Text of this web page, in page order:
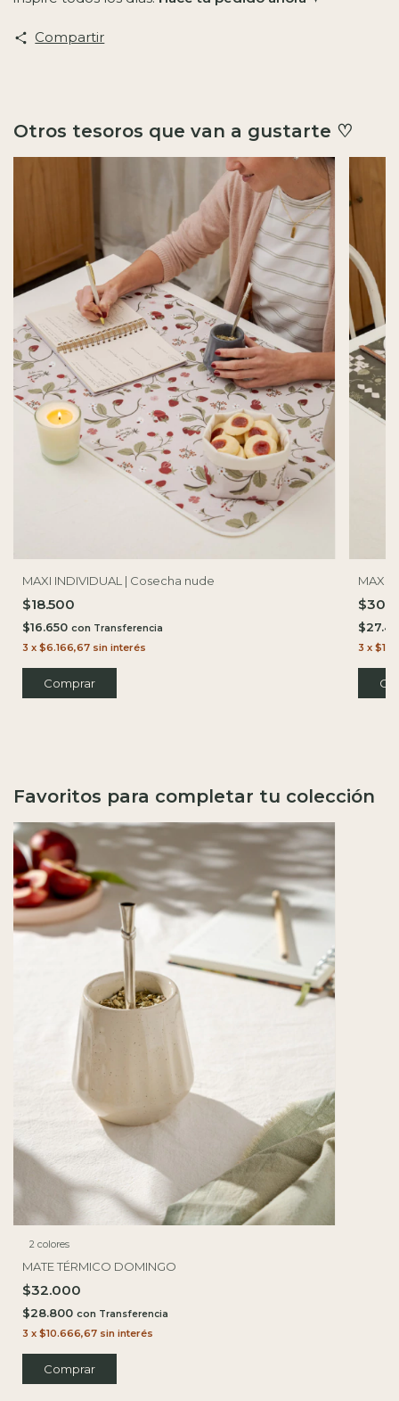
Compartir
Otros tesoros que van a gustarte ♡
MAXI INDIVIDUAL | Cosecha nude
$18.500
$16.650 con
3 x $6.166,67 sin interés
MAXI
3 x
Favoritos para completar tu colección
2 colores
MATE TÉRMICO DOMINGO
$32.000
$28.800 con
3 x $10.666,67 sin interés
Comprar